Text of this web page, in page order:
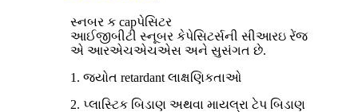
સ્નબર ક capપેસિટર
આઈજીબીટી સ્નૂબર કેપેસિટર્સની સીઆરઇ રેંજ
એ આરએચએચએસ અને સુસંગત છે.
1. જ્યોત retardant લાક્ષણિકતાઓ
2. પ્લાસ્ટિક બિડાણ અથવા માયલ્રા ટેપ બિડાણ